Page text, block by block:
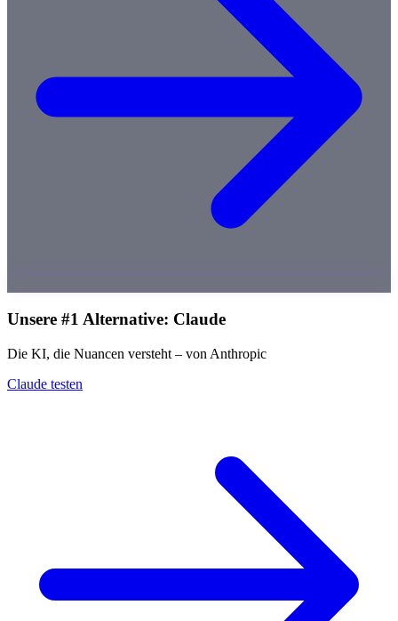
Unsere #1 Alternative: Claude
Die KI, die Nuancen versteht – von Anthropic
Claude testen